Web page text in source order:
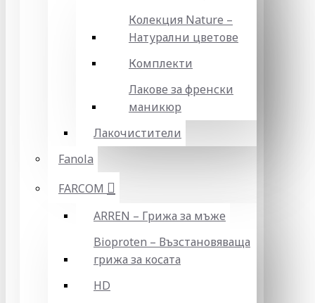
Колекция Nature –
Натурални цветове
Комплекти
Лакове за френски
маникюр
Лакочистители
Fanola
FARCOM
ARREN – Грижа за мъже
Bioproten – Възстановяваща
грижа за косата
HD